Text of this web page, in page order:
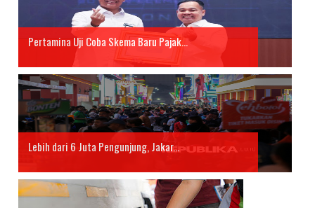
Pertamina Uji Coba Skema Baru Pajak...
Lebih dari 6 Juta Pengunjung, Jakar...